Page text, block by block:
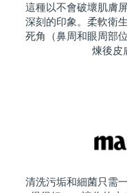
這種以不會破壞肌膚
深刻的印象。柔軟衛
死角（鼻周和眼周部
煉後皮
清洗污垢和細菌只需